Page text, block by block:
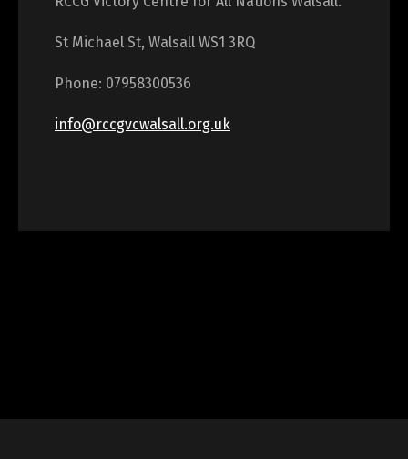
St Michael St, Walsall WS1 3RQ
Phone: 07958300536
info@rccgvcwalsall.org.uk